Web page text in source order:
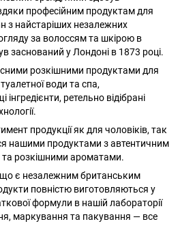
професійним продуктам для
з найстаріших незалежних
за волоссям та шкірою в
заснований у Лондоні в 1873 році.
розкішними продуктами для
води та спа,
ретельно відібрані
продукції як для чоловіків, так
нашими продуктами з автентичним
та розкішними ароматами.
є незалежним британським
повністю виготовляються у
формули в нашій лабораторії
маркування та пакування — все